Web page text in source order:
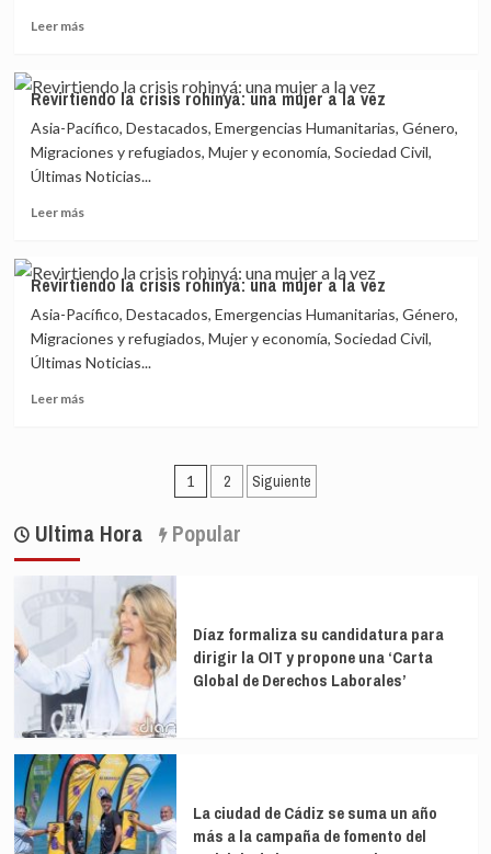
a
Leer másLeer
Revirtiendo
la
crisis
rohinyá:
una
a
Revirtiendo la crisis rohinyá: una mujer a la vez
Asia-Pacífico, Destacados, Emergencias Humanitarias, Género,
Migraciones y refugiados, Mujer y economía, Sociedad Civil,
Últimas Noticias...
Leer másLeer
Revirtiendo
la
crisis
rohinyá:
una
a
Revirtiendo la crisis rohinyá: una mujer a la vez
Asia-Pacífico, Destacados, Emergencias Humanitarias, Género,
Migraciones y refugiados, Mujer y economía, Sociedad Civil,
Últimas Noticias...
Leer másLeer
una
Paginación
de
entradas
1 2 Siguiente
Ultima Hora Popular
Díaz formaliza su candidatura para
dirigir la OIT y propone una ‘Carta
Global de Derechos Laborales’
La ciudad de Cádiz se suma un año
más a la campaña de fomento del